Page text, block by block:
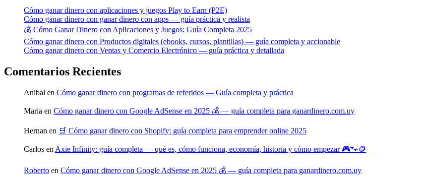
Cómo ganar dinero con aplicaciones y juegos Play to Earn (P2E)
Cómo ganar dinero con ganar dinero con apps — guía práctica y realista
💰 Cómo Ganar Dinero con Aplicaciones y Juegos: Guía Completa 2025
Cómo ganar dinero con Productos digitales (ebooks, cursos, plantillas) — guía completa y accionable
Cómo ganar dinero con Ventas y Comercio Electrónico — guía práctica y detallada
Comentarios Recientes
Anibal en Cómo ganar dinero con programas de referidos — Guía completa y práctica
Maria en Cómo ganar dinero con Google AdSense en 2025 💰 — guía completa para ganardinero.com.uy
Hernan en 🛒 Cómo ganar dinero con Shopify: guía completa para emprender online 2025
Carlos en Axie Infinity: guía completa — qué es, cómo funciona, economía, historia y cómo empezar 🎮🐾🪙
Roberto en Cómo ganar dinero con Google AdSense en 2025 💰 — guía completa para ganardinero.com.uy